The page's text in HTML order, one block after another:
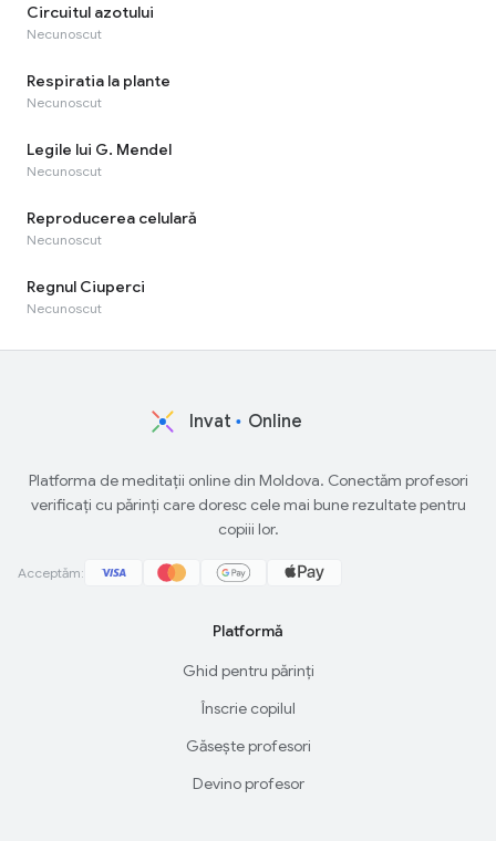
Circuitul azotului
Necunoscut
Respiratia la plante
Necunoscut
Legile lui G. Mendel
Necunoscut
Reproducerea celulară
Necunoscut
Regnul Ciuperci
Necunoscut
Invat Online
Platforma de meditații online din Moldova. Conectăm profesori
verificați cu părinți care doresc cele mai bune rezultate pentru
copiii lor.
Acceptăm:
Platformă
Ghid pentru părinți
Înscrie copilul
Găsește profesori
Devino profesor